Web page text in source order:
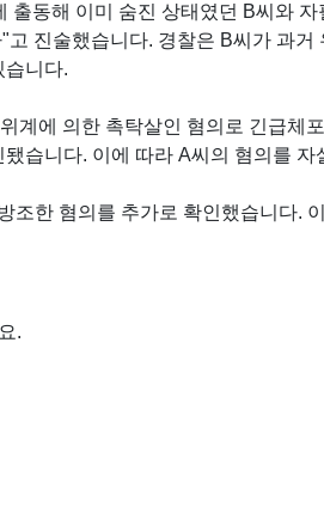
동해 이미 숨진 상태였던 B씨와
진술했습니다. 경찰은 B씨가 과거
습니다.
계에 의한 촉탁살인 혐의로 긴급체
습니다. 이에 따라 A씨의 혐의를 자
한 혐의를 추가로 확인했습니다.
.